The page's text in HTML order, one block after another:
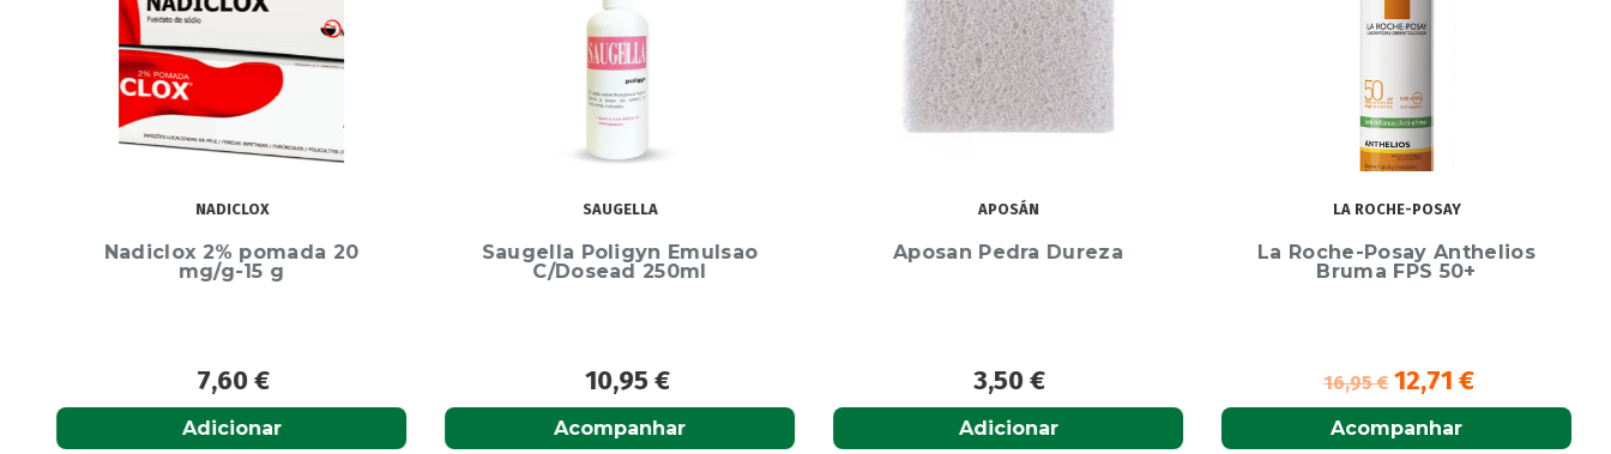
NADICLOX
Nadiclox 2% pomada 20
mg/g-15 g
7,60€
Adicionar
SAUGELLA
Saugella Poligyn Emulsao
C/Dosead 250ml
10,95€
Acompanhar
APOSÁN
Aposan Pedra Dureza
3,50€
Adicionar
LA ROCHE-POSAY
La Roche-Posay Anthelios
Bruma FPS 50+
16,95€ 12,71€
Acompanhar